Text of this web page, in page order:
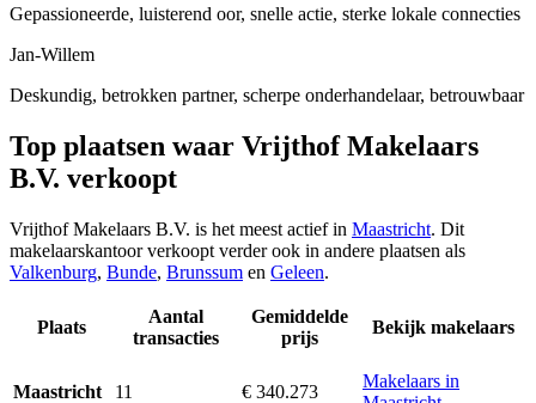
Gepassioneerde, luisterend oor, snelle actie, sterke lokale connecties
Jan-Willem
Deskundig, betrokken partner, scherpe onderhandelaar, betrouwbaar
Top plaatsen waar Vrijthof Makelaars
B.V. verkoopt
Vrijthof Makelaars B.V. is het meest actief in Maastricht. Dit
makelaarskantoor verkoopt verder ook in andere plaatsen als
Valkenburg, Bunde, Brunssum en Geleen.
Plaats
Aantal
transacties
Gemiddelde
prijs
Bekijk makelaars
Maastricht 11 € 340.273
Makelaars in